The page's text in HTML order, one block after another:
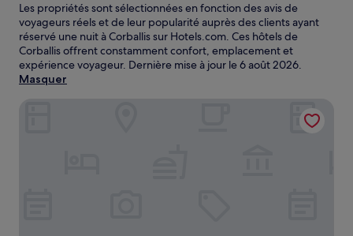
Les propriétés sont sélectionnées en fonction des avis de
voyageurs réels et de leur popularité auprès des clients ayant
réservé une nuit à Corballis sur Hotels.com. Ces hôtels de
Corballis offrent constamment confort, emplacement et
expérience voyageur. Dernière mise à jour le6 août 2026.
Masquer